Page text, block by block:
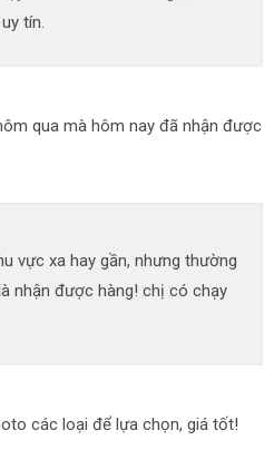
tín.
qua mà hôm nay đã nhận được
vực xa hay gần, nhưng thường
nhận được hàng! chị có chạy
các loại để lựa chọn, giá tốt!